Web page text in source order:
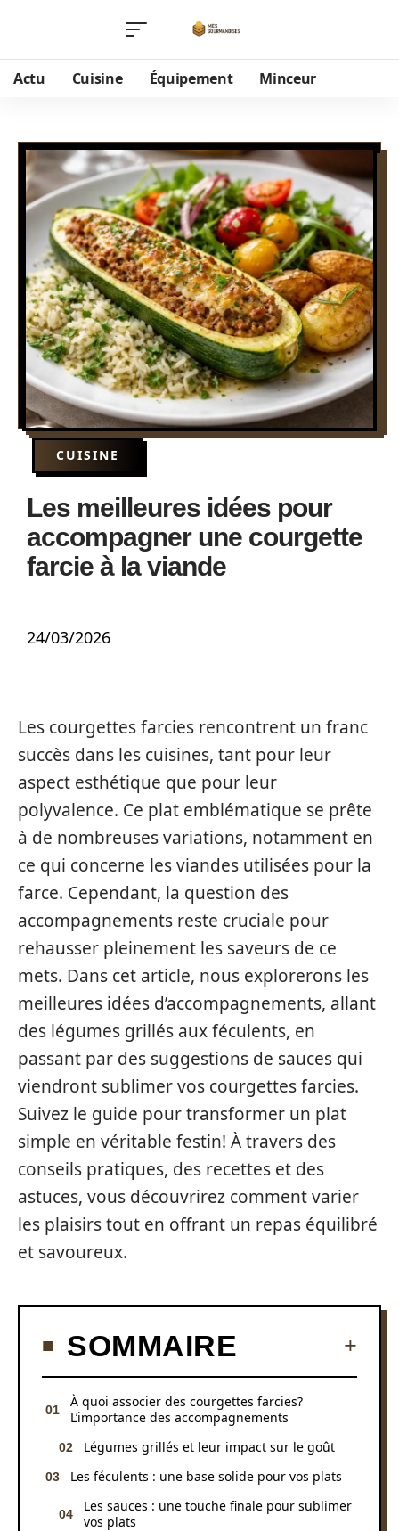
Actu Cuisine Équipement Minceur
CUISINE
Les meilleures idées pour
accompagner une courgette
farcie à la viande
24/03/2026
Les courgettes farcies rencontrent un franc
succès dans les cuisines, tant pour leur
aspect esthétique que pour leur
polyvalence. Ce plat emblématique se prête
à de nombreuses variations, notamment en
ce qui concerne les viandes utilisées pour la
farce. Cependant, la question des
accompagnements reste cruciale pour
rehausser pleinement les saveurs de ce
mets. Dans cet article, nous explorerons les
meilleures idées d’accompagnements, allant
des légumes grillés aux féculents, en
passant par des suggestions de sauces qui
viendront sublimer vos courgettes farcies.
Suivez le guide pour transformer un plat
simple en véritable festin! À travers des
conseils pratiques, des recettes et des
astuces, vous découvrirez comment varier
les plaisirs tout en offrant un repas équilibré
et savoureux.
SOMMAIRE
À quoi associer des courgettes farcies?
L’importance des accompagnements
Légumes grillés et leur impact sur le goût
Les féculents : une base solide pour vos plats
Les sauces : une touche finale pour sublimer
vos plats